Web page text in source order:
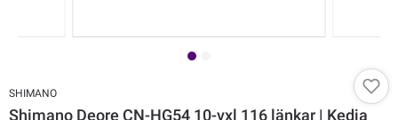
SHIMANO
Shimano Deore CN-HG54 10-vxl 116 länkar | Kedja